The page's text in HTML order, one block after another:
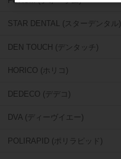
STAR DENTAL (スターデンタル)
DEN TOUCH (デンタッチ)
HORICO (ホリコ)
DEDECO (デデコ)
DVA (ディーヴイエー)
POLIRAPID (ポリラピッド)